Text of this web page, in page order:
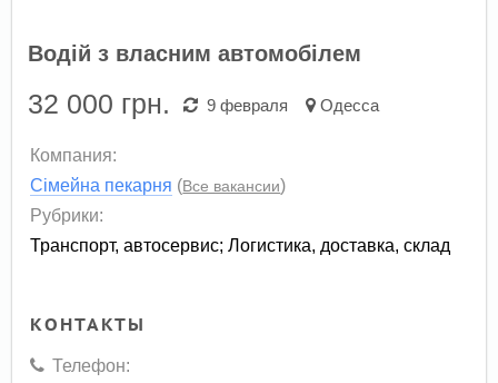
Водій з власним автомобілем
32 000 грн. 9 февраля Одесса
Компания:
Сімейна пекарня (Все вакансии)
Рубрики:
Транспорт, автосервис;Логистика, доставка, склад
КОНТАКТЫ
Телефон: